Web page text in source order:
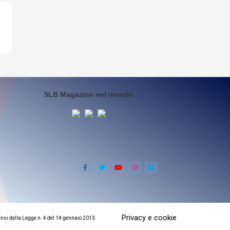
5LB Magazine nel mondo
della Legge n. 4 del 14 gennaio 2013. Privacy e cookie